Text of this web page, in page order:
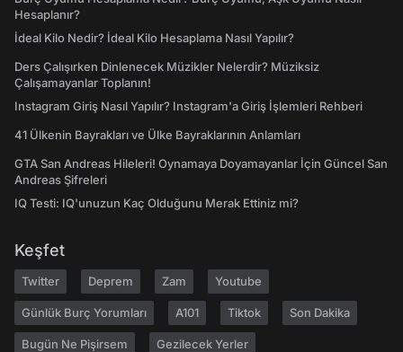
Hesaplanır?
İdeal Kilo Nedir? İdeal Kilo Hesaplama Nasıl Yapılır?
Ders Çalışırken Dinlenecek Müzikler Nelerdir? Müziksiz
Çalışamayanlar Toplanın!
Instagram Giriş Nasıl Yapılır? Instagram'a Giriş İşlemleri Rehberi
41 Ülkenin Bayrakları ve Ülke Bayraklarının Anlamları
GTA San Andreas Hileleri! Oynamaya Doyamayanlar İçin Güncel San
Andreas Şifreleri
IQ Testi: IQ'unuzun Kaç Olduğunu Merak Ettiniz mi?
Keşfet
Twitter Deprem Zam Youtube
Günlük Burç Yorumları A101 Tiktok Son Dakika
Bugün Ne Pişirsem Gezilecek Yerler